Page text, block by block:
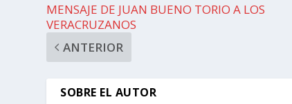
MENSAJE DE JUAN BUENO TORIO A LOS
VERACRUZANOS
ANTERIOR
SOBRE EL AUTOR